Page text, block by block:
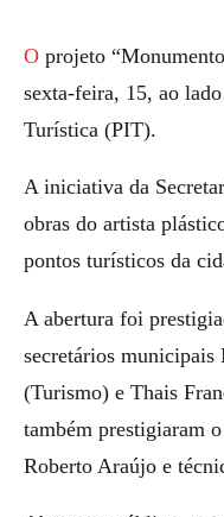
O projeto “Monumentos de Avaré” foi inaugurado na
sexta-feira, 15, ao
Turística (PIT).
A iniciativa da
obras do artista
pontos turísticos da
A abertura foi
secretários
(Turismo) e Thais
também prestigiaram
Roberto Araújo e